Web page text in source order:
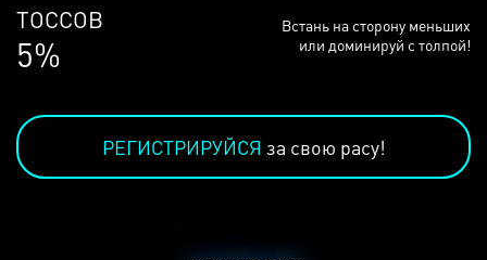
ЛЮДЕЙ
69%
Встань на сторону меньших
или доминируй с толпой!
РЕГИСТРИРУЙСЯ за свою расу!